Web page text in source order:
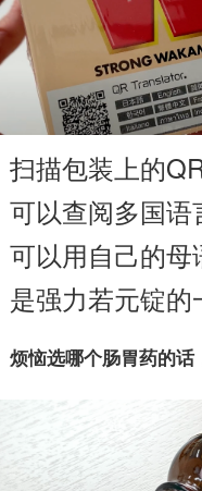
扫描包装上的
可以查阅多国语
可以用自己的母
是强力若元锭的
烦恼选哪个肠胃药的话